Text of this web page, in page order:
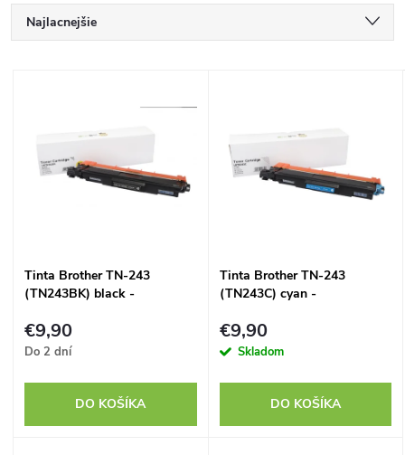
R
e
p
o
Najlacnejšie
Abecedne
s
p
Tinta Brother TN-243
(TN243BK) black -
€9,90
Do 2 dní
DO KOŠÍKA
Tinta Brother TN-243
(TN243C) cyan -
€9,90
Skladom
DO KOŠÍKA